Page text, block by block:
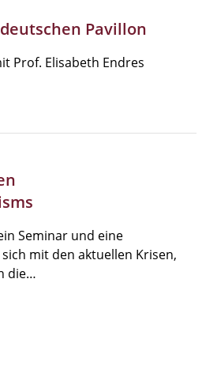
Pavillon
Prof. Elisabeth Endres
Seminar und eine
mit den aktuellen Krisen,
die…